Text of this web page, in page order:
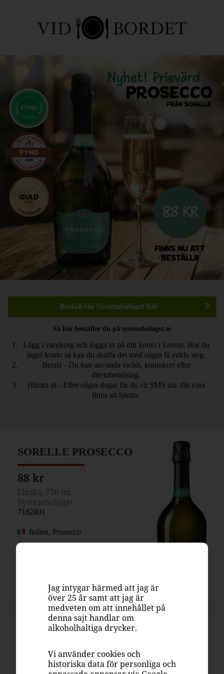
SORELLE PROSECCO
88 kr
Flaska, 750 ml
Systembolaget
7182801
Italien, Prosecco
PASSAR TILL
AperitifMingelSallad
Beställ via Systembolaget här
Så här beställer du på systembolaget.se
Lägg i varukorg och logga in på ditt konto i kassan. Har du
inget konto så kan du skaffa det med några få enkla steg.
Betala - Du kan använda swish, kontokort eller
direktbetalning.
Hämta ut - Efter några dagar får du ett SMS när din vara
finns att hämta.
Jag intygar härmed att jag är
över 25 år samt att jag är
medveten om att innehållet på
denna sajt handlar om
alkoholhaltiga drycker.
Vi använder cookies och
historiska data för personliga och